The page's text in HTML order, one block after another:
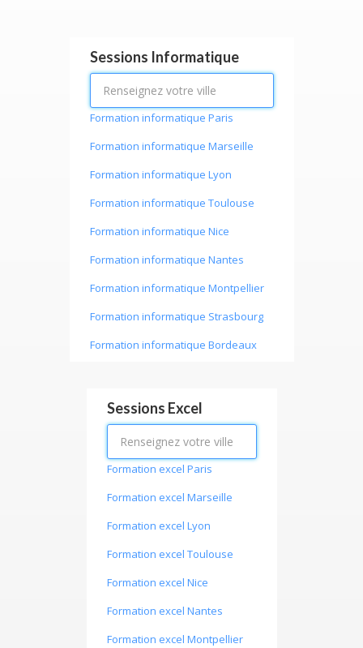
Sessions Informatique
Formation informatique Paris
Formation informatique Marseille
Formation informatique Lyon
Formation informatique Toulouse
Formation informatique Nice
Formation informatique Nantes
Formation informatique Montpellier
Formation informatique Strasbourg
Formation informatique Bordeaux
Formation informatique Rennes
Formation informatique Reims
Formation informatique Toulon
Sessions Excel
Formation excel Paris
Formation excel Marseille
Formation excel Lyon
Formation excel Toulouse
Formation excel Nice
Formation excel Nantes
Formation excel Montpellier